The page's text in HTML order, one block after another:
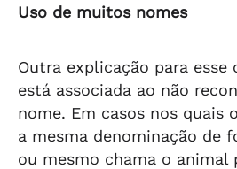
Uso de muitos nomes
Outra explicação para esse
está associada ao não
nome. Em casos nos
a mesma denominação de
ou mesmo chama o animal